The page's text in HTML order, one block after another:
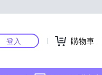
登入 購物車